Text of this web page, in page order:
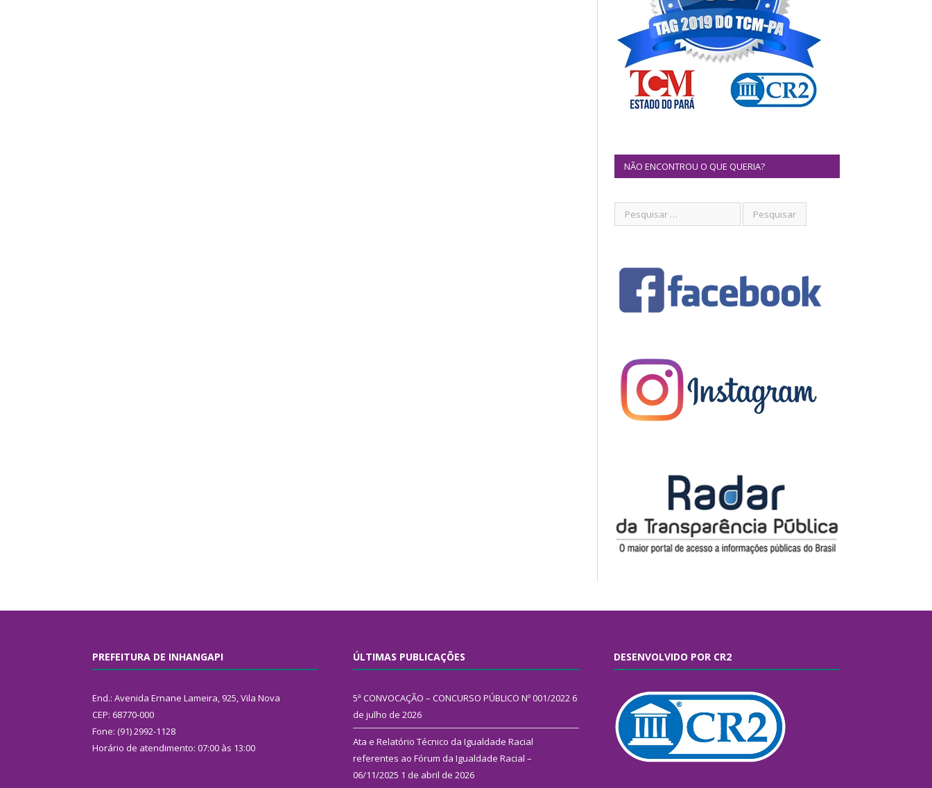
NÃO ENCONTROU O QUE QUERIA?
PREFEITURA DE INHANGAPI
End.: Avenida Ernane Lameira, 925, Vila Nova
CEP: 68770-000
Fone: (91) 2992-1128
Horário de atendimento: 07:00 às 13:00
ÚLTIMAS PUBLICAÇÕES
5ª CONVOCAÇÃO – CONCURSO PÚBLICO Nº 001/2022 6
de julho de 2026
Ata e Relatório Técnico da Igualdade Racial
referentes ao Fórum da Igualdade Racial –
06/11/2025 1 de abril de 2026
DESENVOLVIDO POR CR2